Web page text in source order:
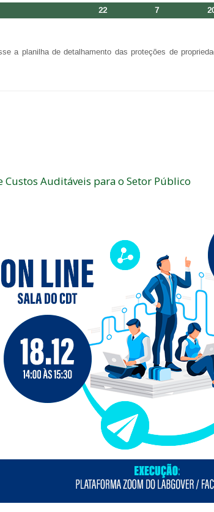
22 7
a planilha de detalhamento das proteções de
Auditáveis para o Setor Público